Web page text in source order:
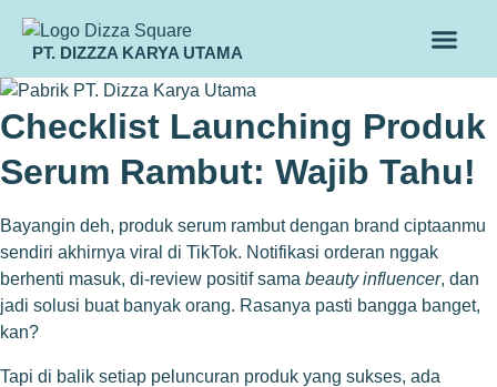
PT. DIZZZA KARYA UTAMA
Checklist Launching Produk
Serum Rambut: Wajib Tahu!
Bayangin deh, produk serum rambut dengan brand ciptaanmu
sendiri akhirnya viral di TikTok. Notifikasi orderan nggak
berhenti masuk, di-review positif sama beauty influencer, dan
jadi solusi buat banyak orang. Rasanya pasti bangga banget,
kan?
Tapi di balik setiap peluncuran produk yang sukses, ada